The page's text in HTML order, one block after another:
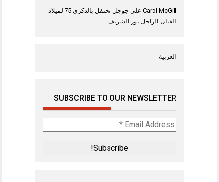
Carol McGill على
جوجل تحتفل بالذكرى 75 لميلاد
الفنان الراحل نور الشريف
العربية
SUBSCRIBE TO OUR NEWSLETTER
Email
Address